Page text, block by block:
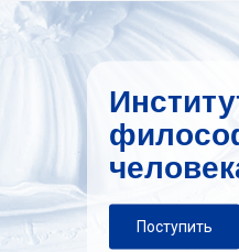
Поступить